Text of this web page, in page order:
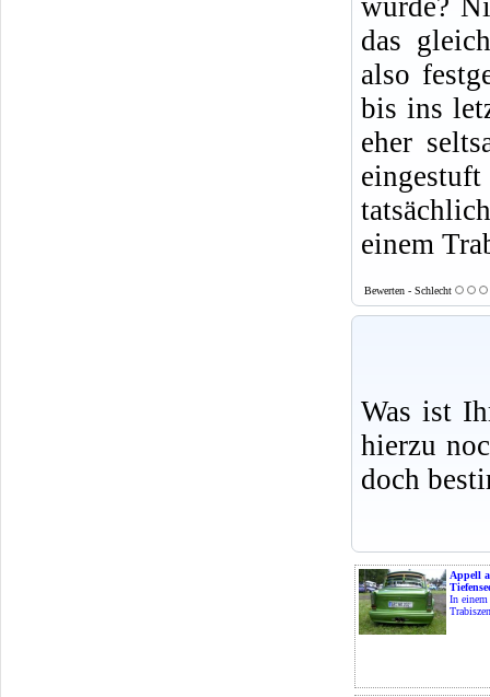
wurde?
das
also
bis ins
eher
einem
Bewerten - Schlecht
Was ist
hierzu
doch
Appell
In einem